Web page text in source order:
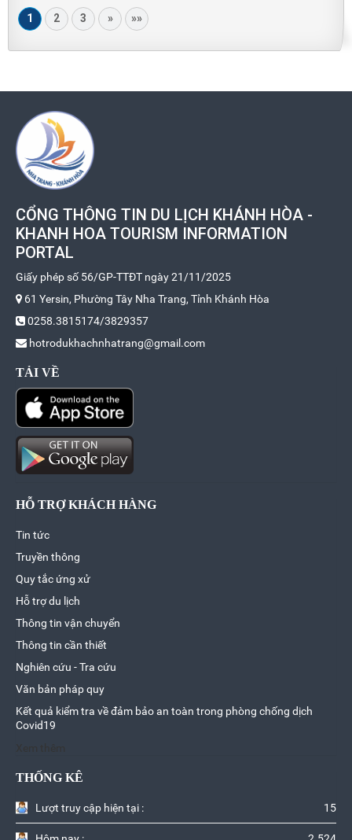
1 2 3 » »»
CỔNG THÔNG TIN DU LỊCH KHÁNH HÒA -
KHANH HOA TOURISM INFORMATION
PORTAL
Giấy phép số 56/GP-TTĐT ngày 21/11/2025
61 Yersin, Phường Tây Nha Trang, Tỉnh Khánh Hòa
0258.3815174/3829357
hotrodukhachnhatrang@gmail.com
TẢI VỀ
HỖ TRỢ KHÁCH HÀNG
Tin tức
Truyền thông
Quy tắc ứng xử
Hỗ trợ du lịch
Thông tin vận chuyển
Thông tin cần thiết
Nghiên cứu - Tra cứu
Văn bản pháp quy
Kết quả kiểm tra về đảm bảo an toàn trong phòng chống dịch
Covid19
THỐNG KÊ
Lượt truy cập hiện tại : 15